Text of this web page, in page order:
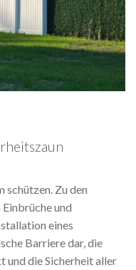
schützen. Zu den
und
eines
Barriere dar, die
und die Sicherheit aller